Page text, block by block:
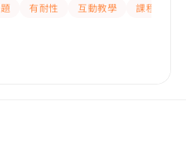
有耐性 互動教學
課程設計